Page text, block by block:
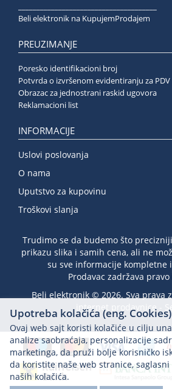
Beli elektronik na KupujemProdajem
PREUZIMANJE
Poresko identifikacioni broj
Potvrda o izvršenom evidentiranju za PDV
Obrazac za jednostrani raskid ugovora
Reklamacioni list
INFORMACIJE
Uslovi poslovanja
O nama
Uputstvo za kupovinu
Troškovi slanja
Trudimo se da budemo što
prikazu slika i samih cena, ali ne
su sve informacije kompletne
Prodavac zadržava
Beli elektronik © 2026. Sva prava
internet prodavnice
Upotreba kolačića (eng. Cookies)
Ovaj web sajt koristi kolačiće u cilju
analize saobraćaja, personalizacije
marketinga, da pruži bolje korisničko
da koristite naše web stranice,
naših kolačića.